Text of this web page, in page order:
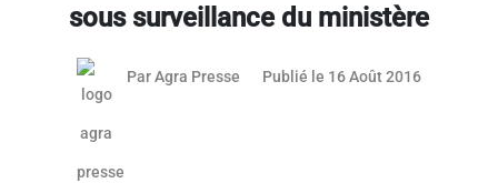
sous surveillance du ministère
ParAgra Presse Publié le 16 Août 2016